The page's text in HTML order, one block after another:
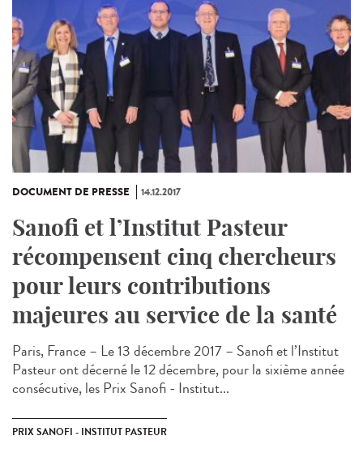
DOCUMENT DE PRESSE 14.12.2017
Sanofi et l’Institut Pasteur
récompensent cinq chercheurs
pour leurs contributions
majeures au service de la santé
Paris, France – Le 13 décembre 2017 – Sanofi et l’Institut
Pasteur ont décerné le 12 décembre, pour la sixième année
consécutive, les Prix Sanofi - Institut...
PRIX SANOFI - INSTITUT PASTEUR